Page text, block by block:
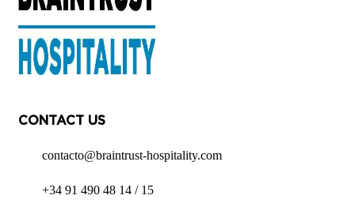
CONTACT US
contacto@braintrust-hospitality.com
+34 91 490 48 14 / 15